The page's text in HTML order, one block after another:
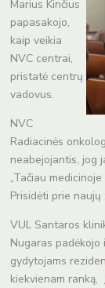
Marius Kinčius
papasakojo,
kaip veikia
NVC centrai,
pristatė centrų
vadovus.
NVC
Radiacinės
neabejojantis, jog
„Tačiau
Prisidėti prie naujų
VUL Santaros
Nugaras padėkojo
gydytojams
kiekvienam ranką,